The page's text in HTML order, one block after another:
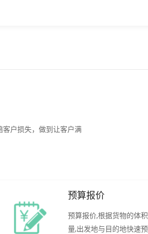
客户损失，做到让客户满
预算报价
预算报价,根据货物的体
量,出发地与目的地快速